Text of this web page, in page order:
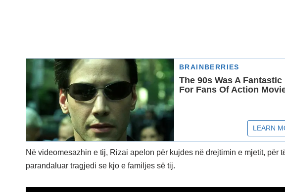
Në videomesazhin e tij, Rizai apelon për kujdes në drejtimin e mjetit, për
parandaluar tragjedi se kjo e familjes së tij.